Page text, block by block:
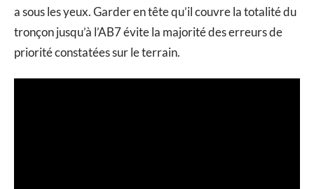
a sous les yeux. Garder en tête qu’il couvre la totalité du
tronçon jusqu’à l’AB7 évite la majorité des erreurs de
priorité constatées sur le terrain.